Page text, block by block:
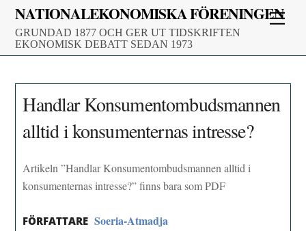
Skip
content
NATIONALEKONOMISKA FÖRENINGEN
GRUNDAD 1877 OCH GER UT TIDSKRIFTEN
EKONOMISK DEBATT SEDAN 1973
Handlar Konsumentombudsmannen
alltid i konsumenternas intresse?
Artikeln ”Handlar Konsumentombudsmannen alltid i
konsumenternas intresse?” finns bara som PDF
FÖRFATTARE Soeria-Atmadja